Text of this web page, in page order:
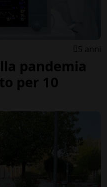
5 anni
pandemia
per 10